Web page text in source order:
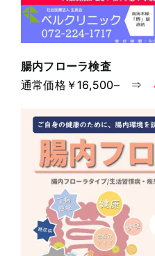
腸内フローラ検査
通常価格￥16,500–⇒